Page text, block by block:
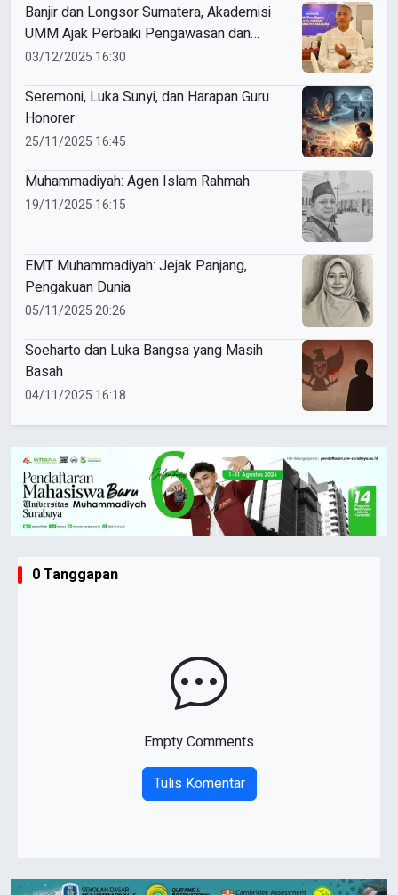
Banjir dan Longsor Sumatera, Akademisi
UMM Ajak Perbaiki Pengawasan dan
Ketaatan Hukum
03/12/2025 16:30
Seremoni, Luka Sunyi, dan Harapan Guru
Honorer
25/11/2025 16:45
Muhammadiyah: Agen Islam Rahmah
19/11/2025 16:15
EMT Muhammadiyah: Jejak Panjang,
Pengakuan Dunia
05/11/2025 20:26
Soeharto dan Luka Bangsa yang Masih
Basah
04/11/2025 16:18
0 Tanggapan
Empty Comments
Tulis Komentar